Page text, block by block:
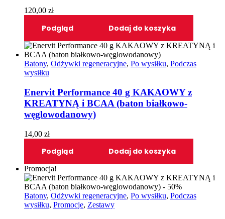
120,00 zł
Podgląd Dodaj do koszyka
Batony, Odżywki regeneracyjne, Po wysiłku, Podczas
wysiłku
Enervit Performance 40 g KAKAOWY z
KREATYNĄ i BCAA (baton białkowo-
węglowodanowy)
14,00 zł
Podgląd Dodaj do koszyka
Promocja!
Batony, Odżywki regeneracyjne, Po wysiłku, Podczas
wysiłku, Promocje, Zestawy